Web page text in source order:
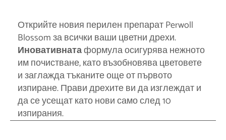
Открийте новия перилен препарат Perwoll
Blossom за всички ваши цветни дрехи.
Иновативнатаформула осигурява нежното
им почистване, като възобновява цветовете
и заглажда тъканите още от първото
изпиране. Прави дрехите ви да изглеждат и
да се усещат като нови само след 10
изпирания.